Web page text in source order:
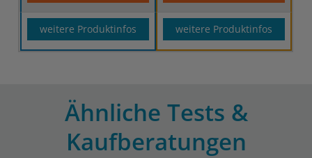
weitere Produktinfos weitere Produktinfos
Ähnliche Tests &
Kaufberatungen